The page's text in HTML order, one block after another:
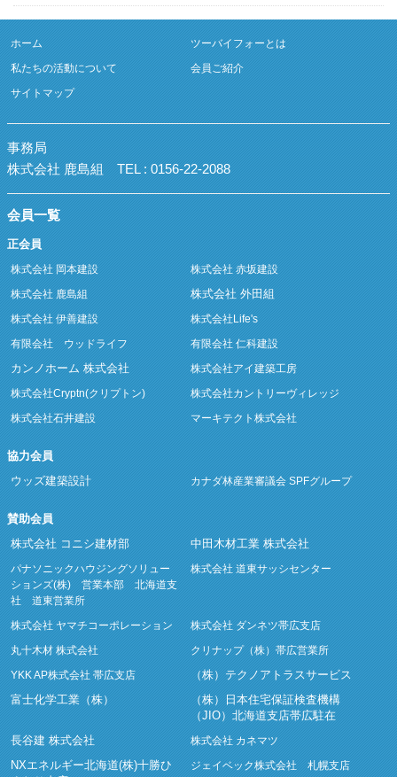
ホーム
ツーバイフォーとは
私たちの活動について
会員ご紹介
サイトマップ
事務局
株式会社 鹿島組
TEL : 0156-22-2088
会員一覧
正会員
株式会社 岡本建設
株式会社 赤坂建設
株式会社 鹿島組
株式会社 外田組
株式会社 伊善建設
株式会社Life's
有限会社 ウッドライフ
有限会社 仁科建設
カンノホーム 株式会社
株式会社アイ建築工房
株式会社Cryptn(クリプトン)
株式会社カントリーヴィレッジ
株式会社石井建設
マーキテクト株式会社
協力会員
ウッズ建築設計
カナダ林産業審議会 SPFグループ
賛助会員
株式会社 コニシ建材部
中田木材工業 株式会社
パナソニックハウジングソリュー
ションズ(株) 営業本部 北海道支
社 道東営業所
株式会社 道東サッシセンター
株式会社 ヤマチコーポレーション
株式会社 ダンネツ帯広支店
丸十木材 株式会社
クリナップ（株）帯広営業所
YKK AP株式会社 帯広支店
（株）テクノアトラスサービス
富士化学工業（株）
（株）日本住宅保証検査機構
（JIO）北海道支店帯広駐在
長谷建 株式会社
株式会社 カネマツ
NXエネルギー北海道(株)十勝ひ
ジェイベック株式会社 札幌支店